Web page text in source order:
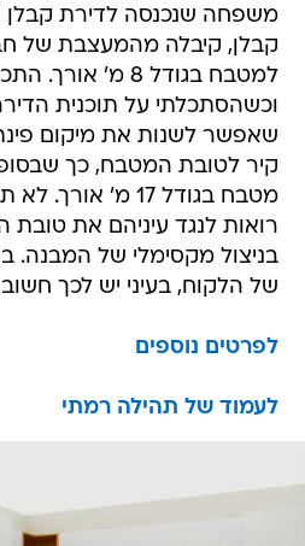
משפחה שנכנסה לדירת קבלן
קבלן, קיבלה מהמעצבת של
למטבח בגודל 8 מ'
וכשהסתכלתי על תוכנית
שאפשר לשנות את מיקום פינת
קיר לטובת המטבח, כך
מטבח בגודל 17 מ'
רואות לנגד עיניהם את
בניצול מקסימלי של המבנה.
של הלקוח, בעיני יש לכך
לפרטים נוספים
לעמוד של תהילה רמתי